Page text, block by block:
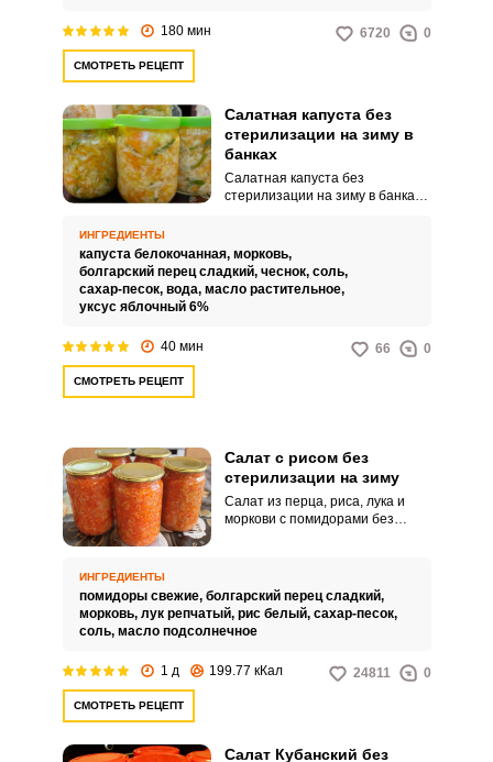
витаминов, которых очень уж не
180 мин 6720 0
СМОТРЕТЬ РЕЦЕПТ
Салатная капуста без
стерилизации на зиму в
банках
Салатная капуста без
стерилизации на зиму в банках
свежим вкусом, но и сохранит
все полезные свойства овощей.
Благодаря простому рецепту и
замечательным салатом даже в
самую холодную погоду.
ИНГРЕДИЕНТЫ
капуста белокочанная, морковь,
болгарский перец сладкий, чеснок, соль,
сахар-песок, вода, масло растительное,
уксус яблочный 6%
40 мин 66 0
СМОТРЕТЬ РЕЦЕПТ
Салат с рисом без
стерилизации на зиму
Салат из перца, риса, лука и
моркови с помидорами без
перцев. Закатка пахнет летом и
свежими овощами.
ИНГРЕДИЕНТЫ
помидоры свежие, болгарский перец сладкий,
морковь, лук репчатый, рис белый, сахар-песок,
соль, масло подсолнечное
1 д 199.77 кКал 24811 0
СМОТРЕТЬ РЕЦЕПТ
Салат Кубанский без